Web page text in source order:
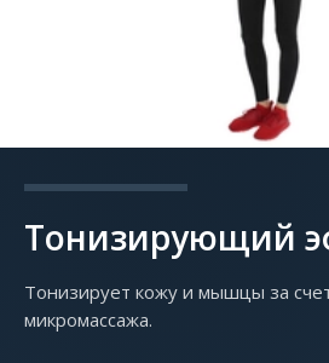
Тонизирующий
Тонизирует кожу и мышцы за
микромассажа.